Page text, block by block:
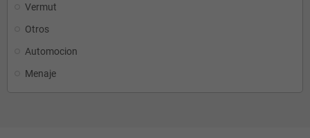
Vermut
Otros
Automocion
Menaje